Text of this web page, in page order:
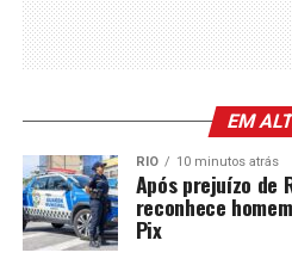
EM
RIO 10 minutos atrás
Após prejuízo de
reconhece
Pix